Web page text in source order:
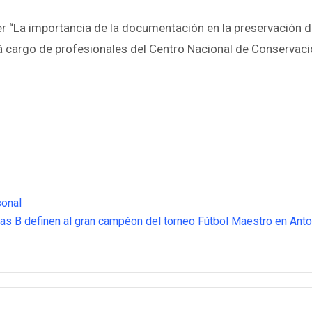
importancia de la documentación en la preservación
de profesionales del Centro Nacional de
B definen al gran campéon del torneo Fútbol Maestro en